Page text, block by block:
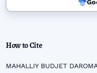
How to Cite
MAHALLIY BUDJET